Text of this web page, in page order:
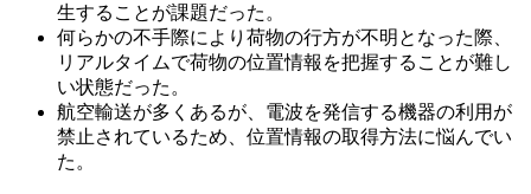
生することが課題だった。
何らかの不手際により荷物の行方が不明となった際、
リアルタイムで荷物の位置情報を把握することが難し
い状態だった。
航空輸送が多くあるが、電波を発信する機器の利用が
禁止されているため、位置情報の取得方法に悩んでい
た。